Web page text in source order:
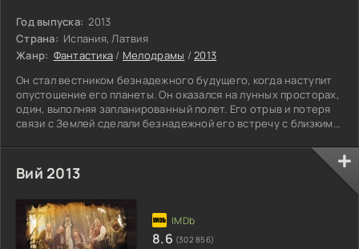
Год выпуска: 2013
Страна: Испания, Латвия
Жанр: Фантастика / Мелодрамы /2013
Он стал вестником безнадежного будущего, когда наступит
опустошение его планеты. Он оказался на лунных просторах,
один, выполняя запланированный полет. Его отрыв и потеря
связи с Землей сделали безнадежной его встречу с близкими.
существовании. Канул в небытие. И нет даже маленькой
ниточки, что могла бы дать им надежду на его спасение. Он
не вернется назад. Они больше никогда не встретятся. Но,
Вий 2013
8.6 (302 856)